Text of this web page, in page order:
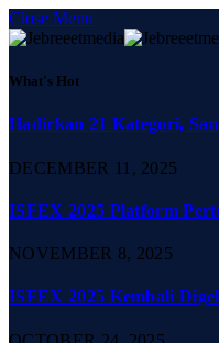
Close Menu
What's Hot
Hadirkan 21 Kategori,
DECEMBER 11, 2025
ISFEX 2025 Platform
NOVEMBER 8, 2025
ISFEX 2025 Kembali